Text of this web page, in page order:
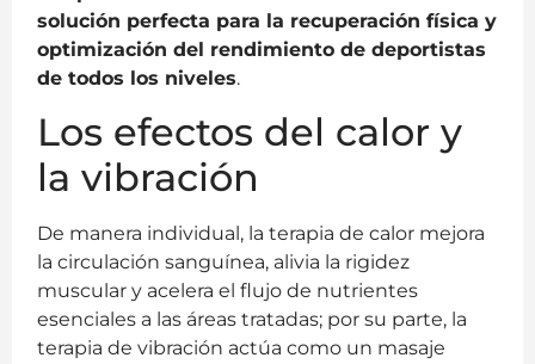
solución perfecta para la recuperación física y
optimización del rendimiento de deportistas
de todos los niveles.
Los efectos del calor y
la vibración
De manera individual, la terapia de calor mejora
la circulación sanguínea, alivia la rigidez
muscular y acelera el flujo de nutrientes
esenciales a las áreas tratadas; por su parte, la
terapia de vibración actúa como un masaje